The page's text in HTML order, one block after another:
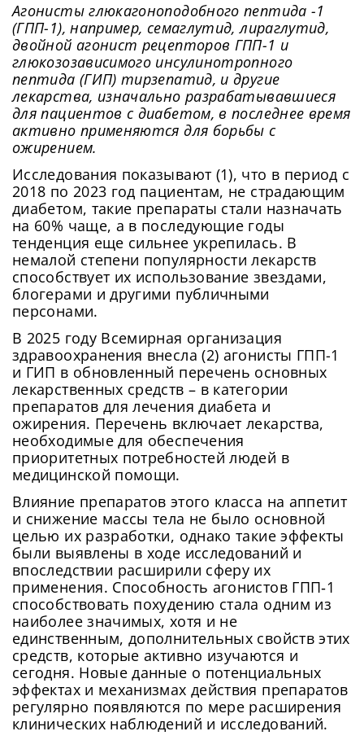
Агонисты глюкагоноподобного пептида -1
(ГПП-1), например, семаглутид, лираглутид,
двойной агонист рецепторов ГПП-1 и
глюкозозависимого инсулинотропного
пептида (ГИП) тирзепатид, и другие
лекарства, изначально разрабатывавшиеся
для пациентов с диабетом, в последнее время
активно применяются для борьбы с
ожирением.
Исследования показывают (1), что в период с
2018 по 2023 год пациентам, не страдающим
диабетом, такие препараты стали назначать
на 60% чаще, а в последующие годы
тенденция еще сильнее укрепилась. В
немалой степени популярности лекарств
способствует их использование звездами,
блогерами и другими публичными
персонами.
В 2025 году Всемирная организация
здравоохранения внесла (2) агонисты ГПП-1
и ГИП в обновленный перечень основных
лекарственных средств – в категории
препаратов для лечения диабета и
ожирения. Перечень включает лекарства,
необходимые для обеспечения
приоритетных потребностей людей в
медицинской помощи.
Влияние препаратов этого класса на аппетит
и снижение массы тела не было основной
целью их разработки, однако такие эффекты
были выявлены в ходе исследований и
впоследствии расширили сферу их
применения. Способность агонистов ГПП‑1
способствовать похудению стала одним из
наиболее значимых, хотя и не
единственным, дополнительных свойств этих
средств, которые активно изучаются и
сегодня. Новые данные о потенциальных
эффектах и механизмах действия препаратов
регулярно появляются по мере расширения
клинических наблюдений и исследований.